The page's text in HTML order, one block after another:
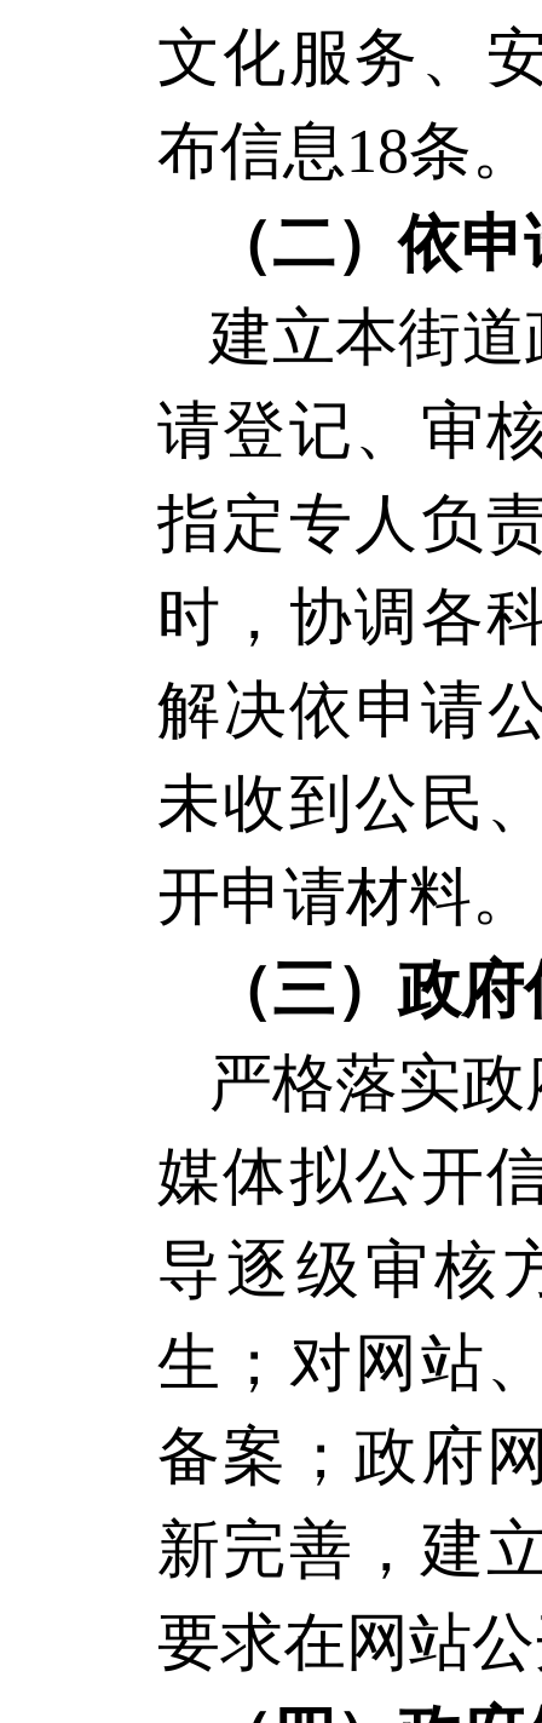
文化服务、
布信息18条。
（二）依
建立本街
请登记、审
指定专人负
时，协调各
解决依申请
未收到公民
开申请材料。
（三）政
严格落实
媒体拟公开
导逐级审核
生；对网站
备案；政府
新完善，建
要求在网站